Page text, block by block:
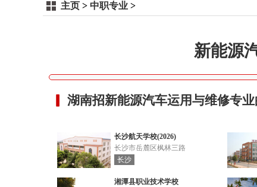
主页 > 中职专业 >
新能源
湖南招新能源汽车运用与维修专业
长沙航天学校(2026)
长沙市岳麓区枫林三路
长沙
湘潭县职业技术学校